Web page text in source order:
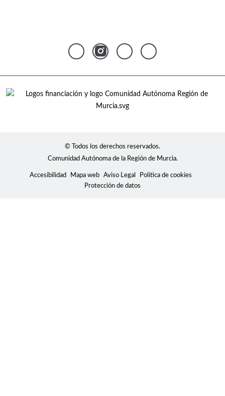
© Todos los derechos reservados.
Comunidad Autónoma de la Región de Murcia.
Accesibilidad Mapa web Aviso Legal
Política de cookies
Protección de datos